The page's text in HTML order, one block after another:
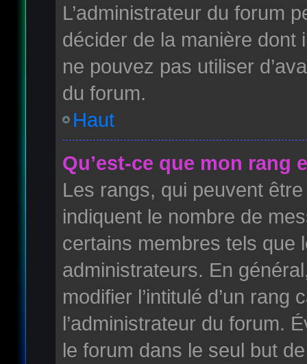
L’administrateur du forum
décider de la manière dont
ne pouvez pas utiliser
du forum.
Haut
Qu’est-ce que mon rang
Les rangs, qui peuvent
indiquent le nombre de
certains membres tels que
administrateurs. En
modifier l’intitulé d’un rang
l’administrateur du forum.
le forum dans le seul but